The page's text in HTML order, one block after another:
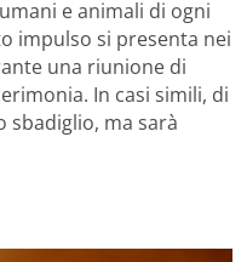
e animali di ogni
impulso si presenta nei
una riunione di
In casi simili, di
sbadiglio, ma sarà